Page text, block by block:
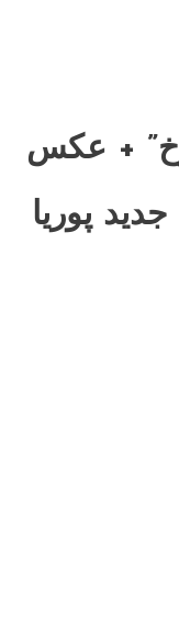
” + عکس
پوریا